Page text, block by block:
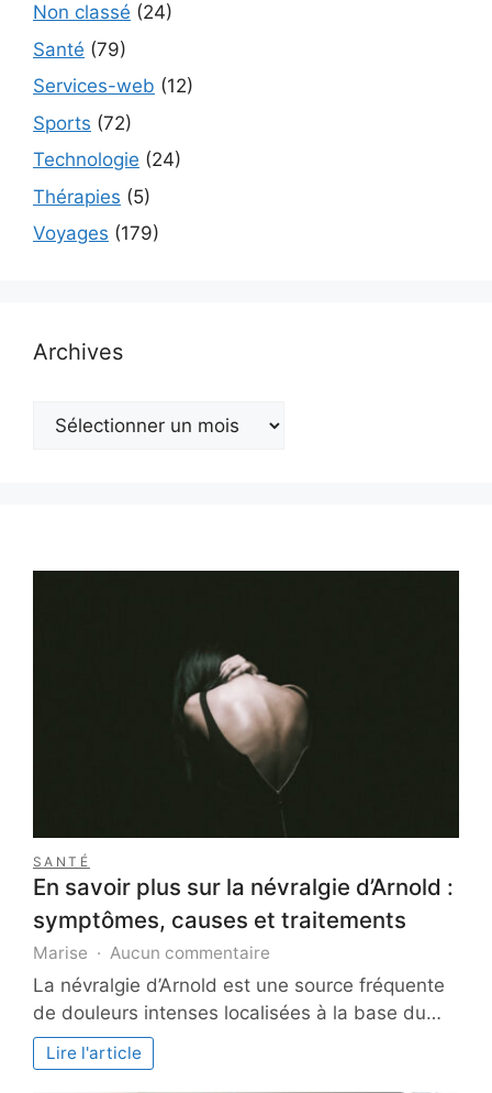
Non classé (24)
Santé (79)
Services-web (12)
Sports (72)
Technologie (24)
Thérapies (5)
Voyages (179)
Archives
Archives
SANTÉ
En savoir plus sur la névralgie d’Arnold :
symptômes, causes et traitements
Marise Aucun commentaire
savoir
plus
La névralgie d’Arnold est une source fréquente
de douleurs intenses localisées à la base du…
Lire l'article